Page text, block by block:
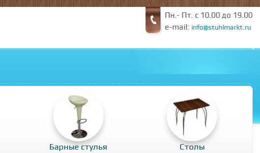
Пн.- Пт. с 10.00 до 19.00
e-mail: info@stuhlmarkt.ru
Барные стулья Столы